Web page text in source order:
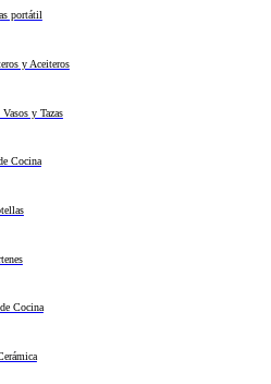
portátil
y Aceiteros
y Tazas
Cocina
Cocina